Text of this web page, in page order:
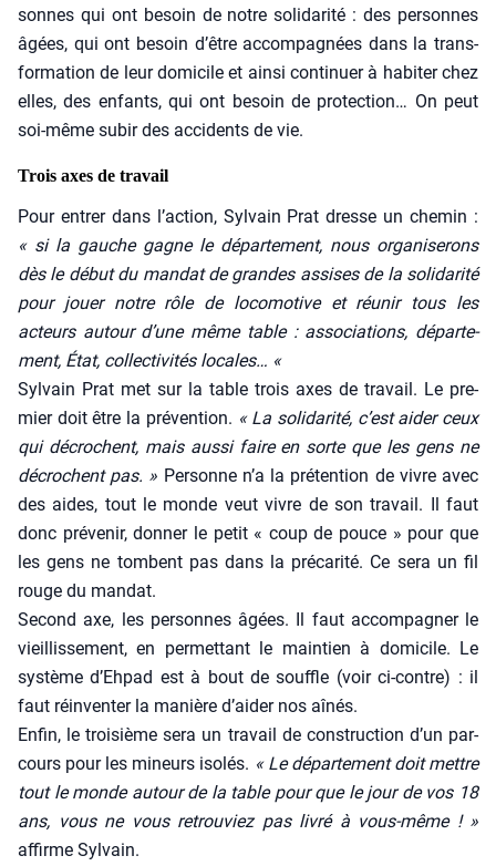
sonnes qui ont besoin de notre soli­da­ri­té : des per­sonnes
âgées, qui ont besoin d’être accom­pa­gnées dans la trans­
for­ma­tion de leur domi­cile et ain­si conti­nuer à habi­ter chez
elles, des enfants, qui ont besoin de pro­tec­tion… On peut
soi-même subir des acci­dents de vie.
Trois axes de travail
Pour entrer dans l’action, Syl­vain Prat dresse un che­min :
« si la gauche gagne le dépar­te­ment, nous orga­ni­se­rons
dès le début du man­dat de grandes assises de la soli­da­ri­té
pour jouer notre rôle de loco­mo­tive et réunir tous les
acteurs autour d’une même table : asso­cia­tions, dépar­te­
ment, État, col­lec­ti­vi­tés locales… «
Syl­vain Prat met sur la table trois axes de tra­vail. Le pre­
mier doit être la pré­ven­tion. « La soli­da­ri­té, c’est aider ceux
qui décrochent, mais aus­si faire en sorte que les gens ne
décrochent pas. » Per­sonne n’a la pré­ten­tion de vivre avec
des aides, tout le monde veut vivre de son tra­vail. Il faut
donc pré­ve­nir, don­ner le petit « coup de pouce » pour que
les gens ne tombent pas dans la pré­ca­ri­té. Ce sera un fil
rouge du man­dat.
Second axe, les per­sonnes âgées. Il faut accom­pa­gner le
vieillis­se­ment, en per­met­tant le main­tien à domi­cile. Le
sys­tème d’Ehpad est à bout de souffle (voir ci-contre) : il
faut réin­ven­ter la manière d’aider nos aînés.
Enfin, le troi­sième sera un tra­vail de construc­tion d’un par­
cours pour les mineurs iso­lés. « Le dépar­te­ment doit mettre
tout le monde autour de la table pour que le jour de vos 18
ans, vous ne vous retrou­viez pas livré à vous-même ! »
affirme Syl­vain.